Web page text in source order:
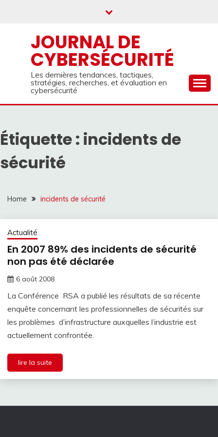
JOURNAL DE
CYBERSÉCURITÉ
Les dernières tendances, tactiques,
stratégies, recherches, et évaluation en
cybersécurité
Étiquette : incidents de
sécurité
Home incidents de sécurité
Actualité
En 2007 89% des incidents de sécurité
non pas été déclarée
6 août 2008
La Conférence RSA a publié les résultats de sa récente
enquête concernant les professionnelles de sécurités sur
les problèmes d’infrastructure auxquelles l’industrie est
actuellement confrontée.
lire la suite